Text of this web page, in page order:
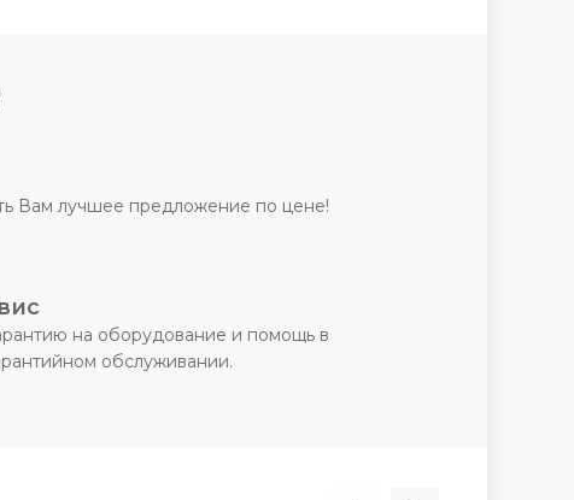
Вам лучшее предложение по цене!
на оборудование и помощь в
обслуживании.